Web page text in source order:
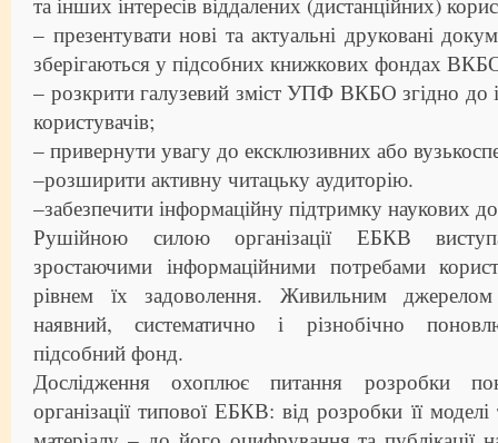
– презентувати нові та актуальні друковані
зберігаються у підсобних книжкових фондах
– розкрити галузевий зміст УПФ ВКБО згідно до
користувачів;
– привернути увагу до ексклюзивних або
–розширити активну читацьку аудиторію.
–забезпечити інформаційну підтримку наукових
Рушійною силою організації ЕБКВ
зростаючими інформаційними потребами
рівнем їх задоволення. Живильним
наявний, систематично і різнобічно
підсобний фонд.
Дослідження охоплює питання розробки
організації типової ЕБКВ: від розробки її